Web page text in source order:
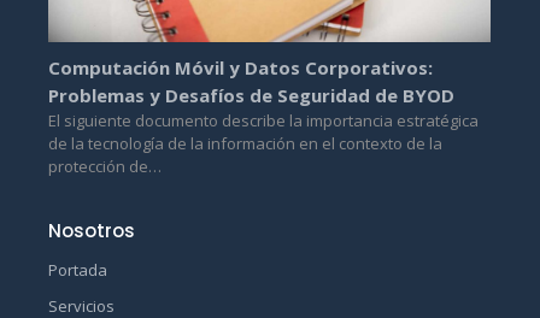
Computación Móvil y Datos Corporativos:
Problemas y Desafíos de Seguridad de BYOD
El siguiente documento describe la importancia estratégica
de la tecnología de la información en el contexto de la
protección de…
Nosotros
Portada
Servicios